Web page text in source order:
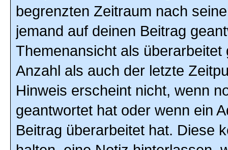
begrenzten Zeitraum nach
jemand auf deinen Beitrag
Themenansicht als
Anzahl als auch der letzte
Hinweis erscheint nicht, wenn
geantwortet hat oder wenn ein
Beitrag überarbeitet hat. Diese